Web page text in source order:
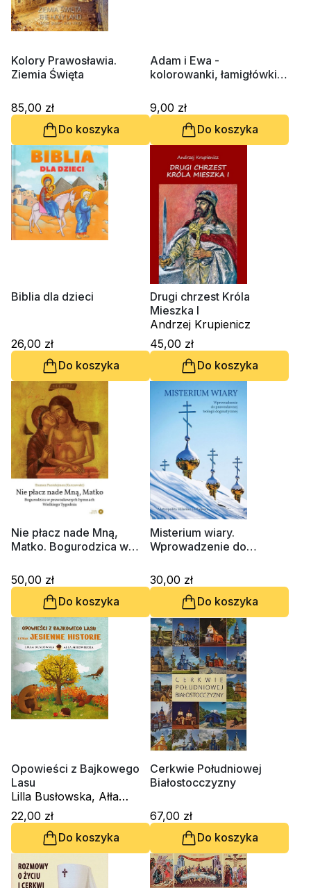
Kolory Prawosławia.
Ziemia Święta
85,00 zł
Do koszyka
Adam i Ewa -
kolorowanki, łamigłówki,
9,00 zł
Do koszyka
Biblia dla dzieci
26,00 zł
Do koszyka
Drugi chrzest Króla
Mieszka I
Andrzej Krupienicz
45,00 zł
Do koszyka
Nie płacz nade Mną,
Matko. Bogurodzica w
Wielkiego Tygodnia
50,00 zł
Do koszyka
Misterium wiary.
Wprowadzenie do
dogmatycznej
30,00 zł
Do koszyka
Opowieści z Bajkowego
Lasu
Lilla Busłowska, Ałła
Miedwiecka
22,00 zł
Do koszyka
Cerkwie Południowej
Białostocczyzny
67,00 zł
Do koszyka